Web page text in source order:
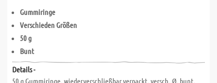
Gummiringe
Verschieden Größen
50 g
Bunt
Details -
50 g Gummiringe, wiederverschließbar verpackt, versch. Ø, bunt.